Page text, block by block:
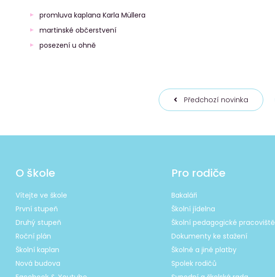
promluva kaplana Karla Müllera
martinské občerstvení
posezení u ohně
Předchozí novinka
O škole
Vítejte ve škole
První stupeň
Druhý stupeň
Roční plán
Školní kaplan
Nová budova
Pro rodiče
Bakaláři
Školní jídelna
Školní pedagogické pracoviště
Dokumenty ke stažení
Školné a jiné platby
Spolek rodičů